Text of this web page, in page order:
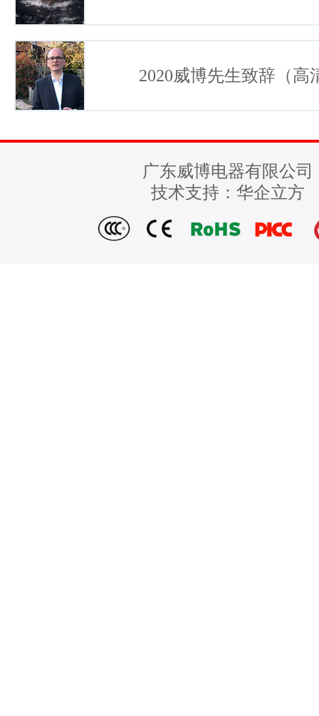
2020威博先生致辞（高
广东威博电器有限公司
技术支持： 华企立方